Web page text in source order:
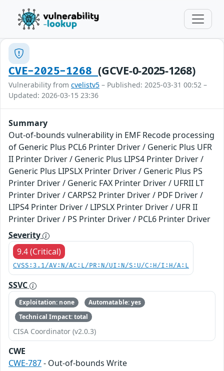
CVE-2025-1268(GCVE-0-2025-1268)
Vulnerability from cvelistv5 – Published: 2025-03-31 00:52 –
Updated: 2026-03-15 23:36
Summary
Out-of-bounds vulnerability in EMF Recode processing
of Generic Plus PCL6 Printer Driver / Generic Plus UFR
II Printer Driver / Generic Plus LIPS4 Printer Driver /
Generic Plus LIPSLX Printer Driver / Generic Plus PS
Printer Driver / Generic FAX Printer Driver / UFRII LT
Printer Driver / CARPS2 Printer Driver / PDF Driver /
LIPS4 Printer Driver / LIPSLX Printer Driver / UFR II
Printer Driver / PS Printer Driver / PCL6 Printer Driver
Severity
9.4 (Critical)
CVSS:3.1/AV:N/AC:L/PR:N/UI:N/S:U/C:H/I:H/A:L
SSVC
Exploitation: none
Automatable: yes
Technical Impact: total
CISA Coordinator (v2.0.3)
CWE
CWE-787- Out-of-bounds Write